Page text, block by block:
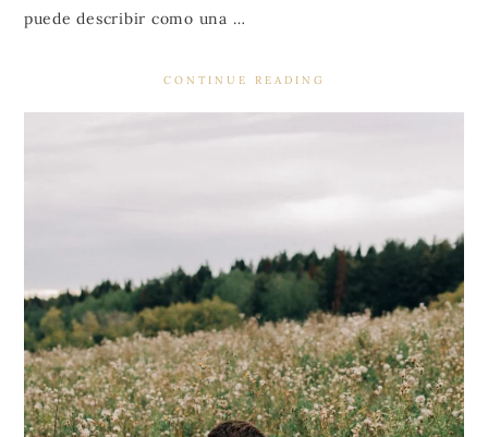
puede describir como una …
CONTINUE READING